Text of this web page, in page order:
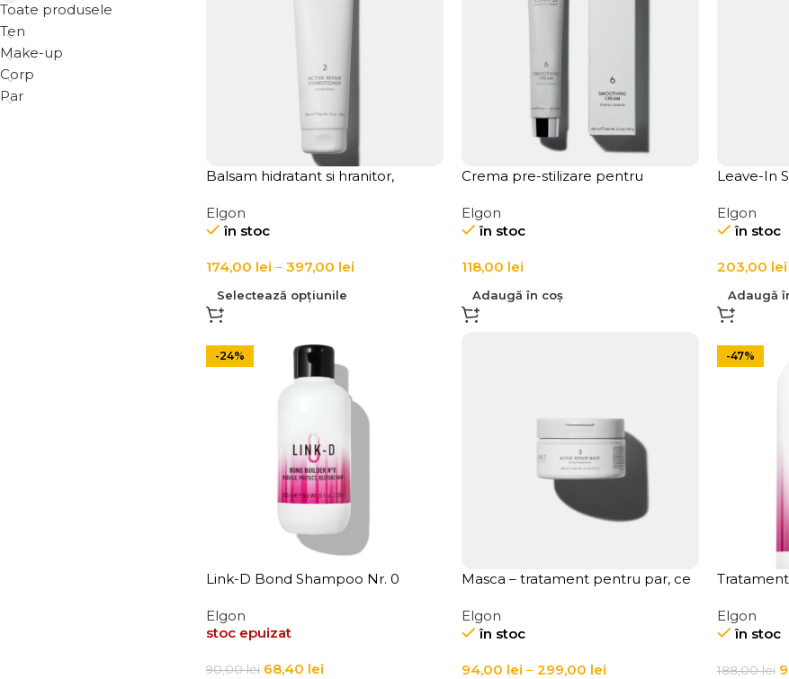
Toate produsele
Ten
Make-up
Corp
Par
Balsam hidratant si hranitor,
LINK-D 2 Active Repair
Conditioner
Elgon
în stoc
174,00 lei – 397,00 lei
Selectează opțiunile
Crema pre-stilizare pentru
LINK-D 6 Smoothing Cream
Elgon
în stoc
118,00 lei
Adaugă în coș
Leave-In
Active
Elgon
în stoc
203,00 lei
Adaugă
-24%
Link-D Bond Shampoo Nr. 0
Elgon
stoc epuizat
90,00lei 68,40 lei
Masca – tratament pentru par, ce
si stralucire parului LINK-D 3
Active Repair Mask
Elgon
în stoc
94,00 lei – 299,00 lei
-47%
Keeper
Elgon
în stoc
188,00lei